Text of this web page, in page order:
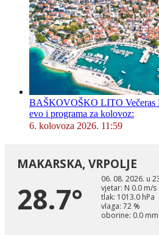
BAŠKOVOŠKO LITO Večeras
evo i programa za kolovoz:
6. kolovoza 2026. 11:59